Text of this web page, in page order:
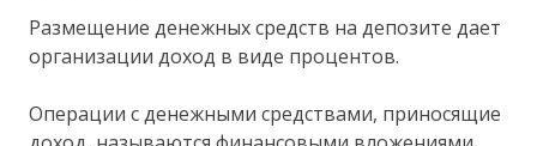
Размещение денежных средств на депозите дает
организации доход в виде процентов.
Операции с денежными средствами, приносящие